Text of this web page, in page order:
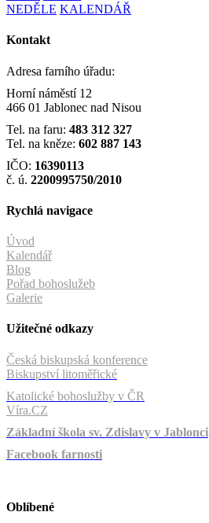
NEDĚLE KALENDÁŘ
Kontakt
Adresa farního úřadu:
Horní náměstí 12
466 01 Jablonec nad Nisou
Tel. na faru: 483 312 327
Tel. na kněze: 602 887 143
IČO: 16390113
č. ú. 2200995750/2010
Rychlá navigace
Úvod
Kalendář
Blog
Pořad bohoslužeb
Galerie
Užitečné odkazy
Česká biskupská konference
Biskupství litoměřické
Katolické bohoslužby v ČR
Víra.CZ
Základní škola sv. Zdislavy v Jablonci
Facebook farnosti
Oblíbené